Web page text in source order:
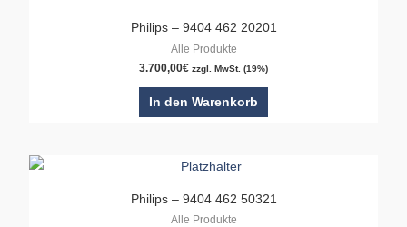
Philips – 9404 462 20201
Alle Produkte
3.700,00€ zzgl. MwSt. (19%)
In den Warenkorb
Philips – 9404 462 50321
Alle Produkte